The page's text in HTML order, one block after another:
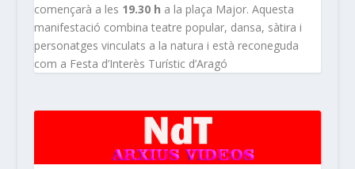
començarà a les 19.30 h a la plaça Major. Aquesta
manifestació combina teatre popular, dansa, sàtira i
personatges vinculats a la natura i està reconeguda
com a Festa d’Interès Turístic d’Aragó